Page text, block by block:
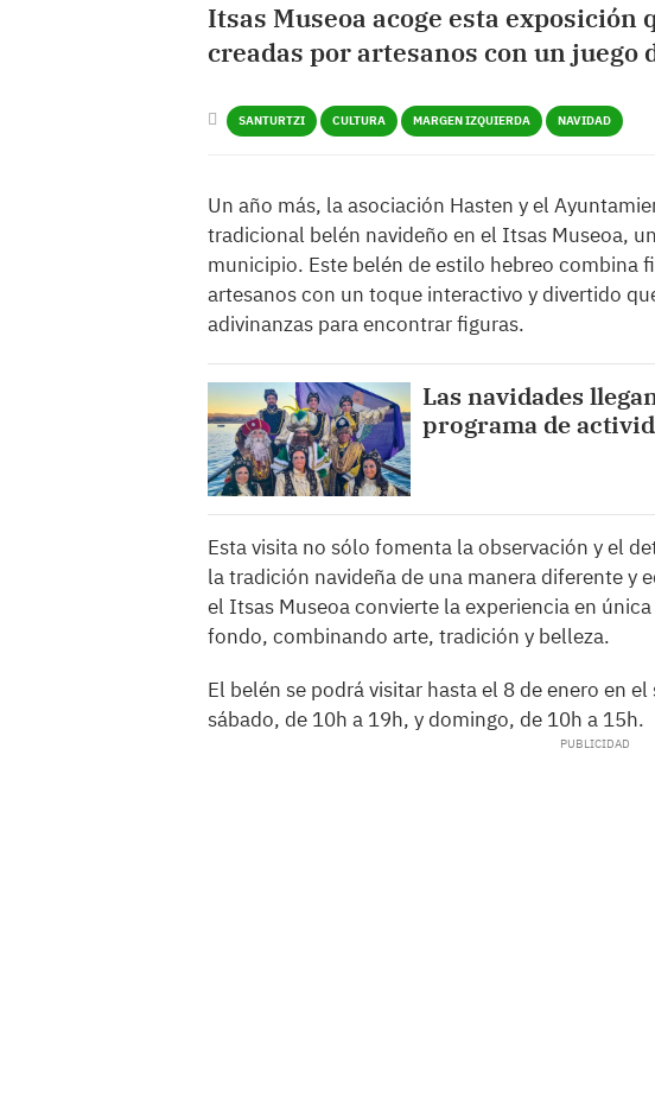
Itsas Museoa acoge esta
creadas por artesanos con un juego
SANTURTZI CULTURA MARGEN IZQUIERDA NAVIDAD
Un año más, la asociación Hasten y el
tradicional belén navideño en el Itsas Museoa,
municipio. Este belén de estilo hebreo combina
artesanos con un toque interactivo y divertido
adivinanzas para encontrar figuras.
Las navidades
programa de
Esta visita no sólo fomenta la observación y el
la tradición navideña de una manera diferente y
el Itsas Museoa convierte la experiencia en
fondo, combinando arte, tradición y belleza.
El belén se podrá visitar hasta el 8 de enero en
sábado, de 10h a 19h, y domingo, de 10h a 15h.